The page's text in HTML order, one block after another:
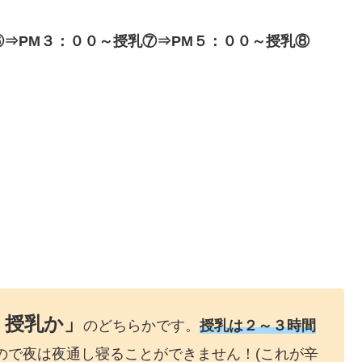
３：００～授乳⑦⇒PM５：００～授乳⑧
乳か」 のどちらかです。 授乳は２～３時間
で夜は夜通し寝ることができません！(これが辛